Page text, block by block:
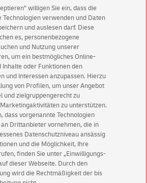
unseren Newsletter
über exklusive Angebote und
mit Vorteil
sichern sich einen5 € Gutschein
erhalten einen5 € Gutschein
individuell!
Anmeldung
willigen Sie ein, dass die
Technologien verwenden und Daten
und auslesen darf. Diese
es, personenbezogene
und Nutzung unserer
um ein bestmögliches Online-
Inhalte oder Funktionen den
und Interessen anzupassen. Hierzu
von Profilen, um unser Angebot
und zielgruppengerecht zu
zu unterstützen.
dass vorgenannte Technologien
Drittanbieter vornehmen, die in
Datenschutzniveau ansässig
und die Möglichkeit, Ihre
finden Sie unter „Einwilligungs-
dieser Webseite. Durch den
wird die Rechtmäßigkeit der bis